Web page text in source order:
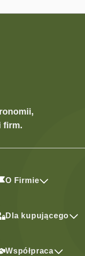
firm.
O Firmie
Dla kupującego
Współpraca